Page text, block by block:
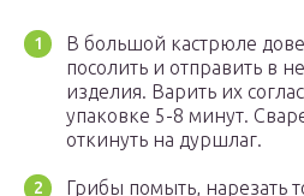
В большой кастрюле
посолить и отправить в
изделия. Варить их
упаковке 5-8 минут.
откинуть на дуршлаг.
Грибы помыть, нарезать